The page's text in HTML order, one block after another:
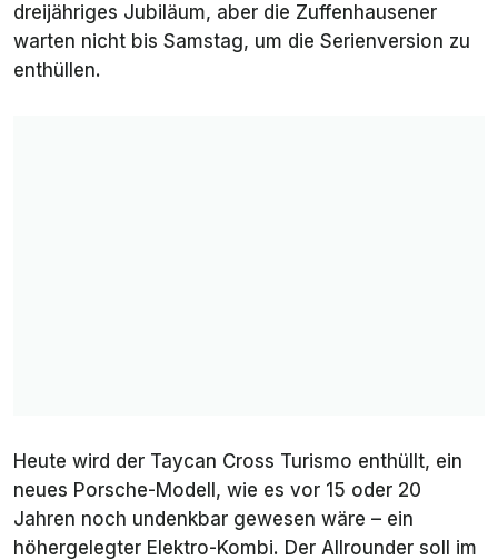
dreijähriges Jubiläum, aber die Zuffenhausener
warten nicht bis Samstag, um die Serienversion zu
enthüllen.
Heute wird der Taycan Cross Turismo enthüllt, ein
neues Porsche-Modell, wie es vor 15 oder 20
Jahren noch undenkbar gewesen wäre – ein
höhergelegter Elektro-Kombi. Der Allrounder soll im